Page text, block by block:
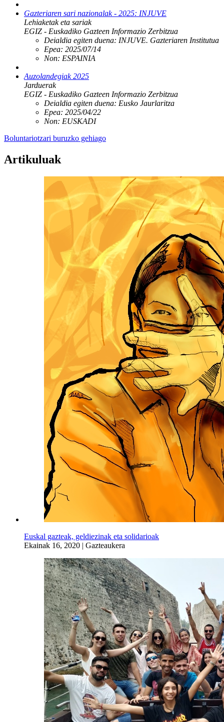
Gazteriaren sari nazionalak - 2025: INJUVE
Lehiaketak eta sariak
EGIZ - Euskadiko Gazteen Informazio Zerbitzua
Deialdia egiten duena: INJUVE. Gazteriaren Institutua
Epea: 2025/07/14
Non: ESPAINIA
Auzolandegiak 2025
Jarduerak
EGIZ - Euskadiko Gazteen Informazio Zerbitzua
Deialdia egiten duena: Eusko Jaurlaritza
Epea: 2025/04/22
Non: EUSKADI
Boluntariotzari buruzko gehiago
Artikuluak
Euskal gazteak, geldiezinak eta solidarioak
Ekainak 16, 2020 | Gazteaukera